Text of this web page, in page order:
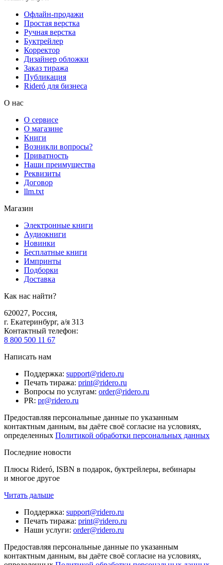
Офлайн-продажи
Простая верстка
Ручная верстка
Буктрейлер
Корректор
Дизайнер обложки
Заказ тиража
Публикация
Rideró для бизнеса
О нас
О сервисе
О магазине
Книги
Возникли вопросы?
Приватность
Наши преимущества
Реквизиты
Договор
llm.txt
Магазин
Электронные книги
Аудиокниги
Новинки
Бесплатные книги
Импринты
Подборки
Доставка
Как нас найти?
620027, Россия,
г. Екатеринбург, а/я 313
Контактный телефон:
8 800 500 11 67
Написать нам
Поддержка: support@ridero.ru
Печать тиража: print@ridero.ru
Вопросы по услугам: order@ridero.ru
PR: pr@ridero.ru
Предоставляя персональные данные по указанным
контактным данным, вы даёте своё согласие на условиях,
определенных Политикой обработки персональных данных
Последние новости
Плюсы Rideró, ISBN в подарок, буктрейлеры, вебинары
и многое другое
Читать дальше
Поддержка: support@ridero.ru
Печать тиража: print@ridero.ru
Наши услуги: order@ridero.ru
Предоставляя персональные данные по указанным
контактным данным, вы даёте своё согласие на условиях,